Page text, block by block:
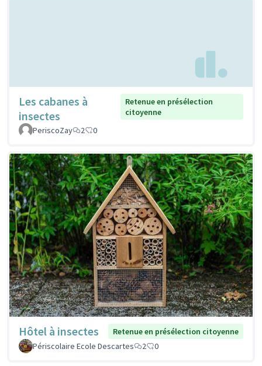
Les cabanes à
insectes
Retenue en présélection
citoyenne
PeriscoZay
2 0
Hôtel à insectes
Retenue en présélection citoyenne
Périscolaire Ecole Descartes
2 0